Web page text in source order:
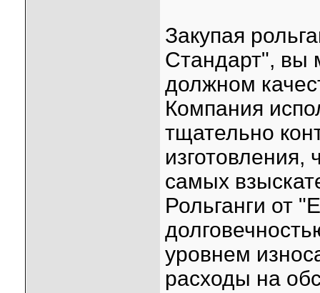
Закупая
Стандарт", вы
должном
Компания
тщательно
изготовления,
самых
Рольганги от
уровнем
расходы на